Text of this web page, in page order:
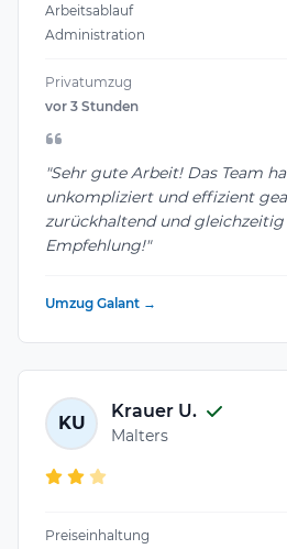
Arbeitsablauf
Administration
Privatumzug
vor 3 Stunden
"Sehr gute Arbeit! Das Team
unkompliziert und effizient
zurückhaltend und gleichzeitig
Empfehlung!"
Umzug Galant →
KU
Krauer U.
Malters
Preiseinhaltung